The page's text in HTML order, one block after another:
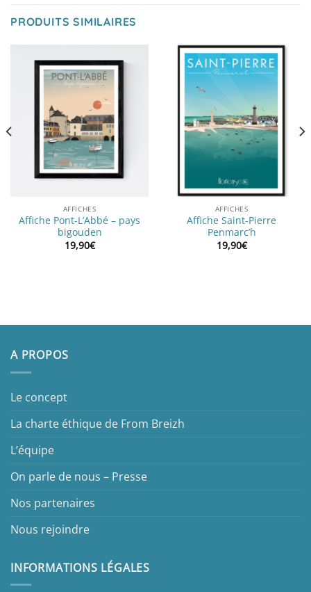
PRODUITS SIMILAIRES
AFFICHES
Affiche Pont-L’Abbé – pays
bigouden
19,90€
AFFICHES
Affiche Saint-Pierre
Penmarc’h
19,90€
A PROPOS
Le concept
La charte éthique de From Breizh
L’équipe
On parle de nous – Presse
Nos partenaires
Nous rejoindre
INFORMATIONS LÉGALES